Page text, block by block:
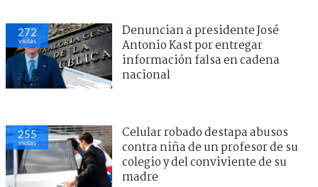
272
visitas
Denuncian a presidente José
Antonio Kast por entregar
información falsa en cadena
nacional
255
visitas
Celular robado destapa abusos
contra niña de un profesor de su
colegio y del conviviente de su
madre